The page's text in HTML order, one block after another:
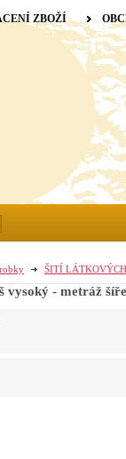
ŠITÍ
vysoký - metráž
ZBOŽÍ